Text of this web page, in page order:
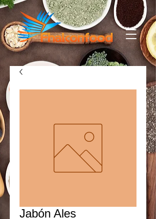
Jabón Ales